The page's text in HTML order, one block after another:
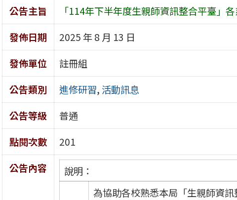
公告主旨
「114年下半年度生親師資訊整合平臺」
發佈日期
2025 年 8 月 13 日
發佈單位
註冊組
公告類別
進修研習, 活動訊息
公告等級
普通
點閱次數
201
公告內容
說明：
為協助各校熟悉本局「生親師資